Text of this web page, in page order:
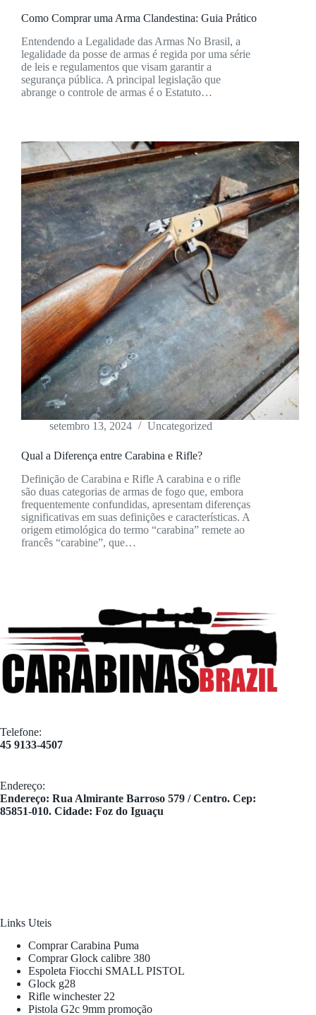
Como Comprar uma Arma Clandestina: Guia Prático
Entendendo a Legalidade das Armas No Brasil, a
legalidade da posse de armas é regida por uma série
de leis e regulamentos que visam garantir a
segurança pública. A principal legislação que
abrange o controle de armas é o Estatuto…
setembro 13, 2024 Uncategorized
Qual a Diferença entre Carabina e Rifle?
Definição de Carabina e Rifle A carabina e o rifle
são duas categorias de armas de fogo que, embora
frequentemente confundidas, apresentam diferenças
significativas em suas definições e características. A
origem etimológica do termo “carabina” remete ao
francês “carabine”, que…
Telefone:
45 9133-4507
Endereço:
​Endereço: Rua Almirante Barroso 579 / Centro. Cep:
85851-010. Cidade: Foz do Iguaçu
Links Uteis
Comprar Carabina Puma
Comprar Glock calibre 380
Espoleta Fiocchi SMALL PISTOL
Glock g28
Rifle winchester 22
Pistola G2c 9mm promoção